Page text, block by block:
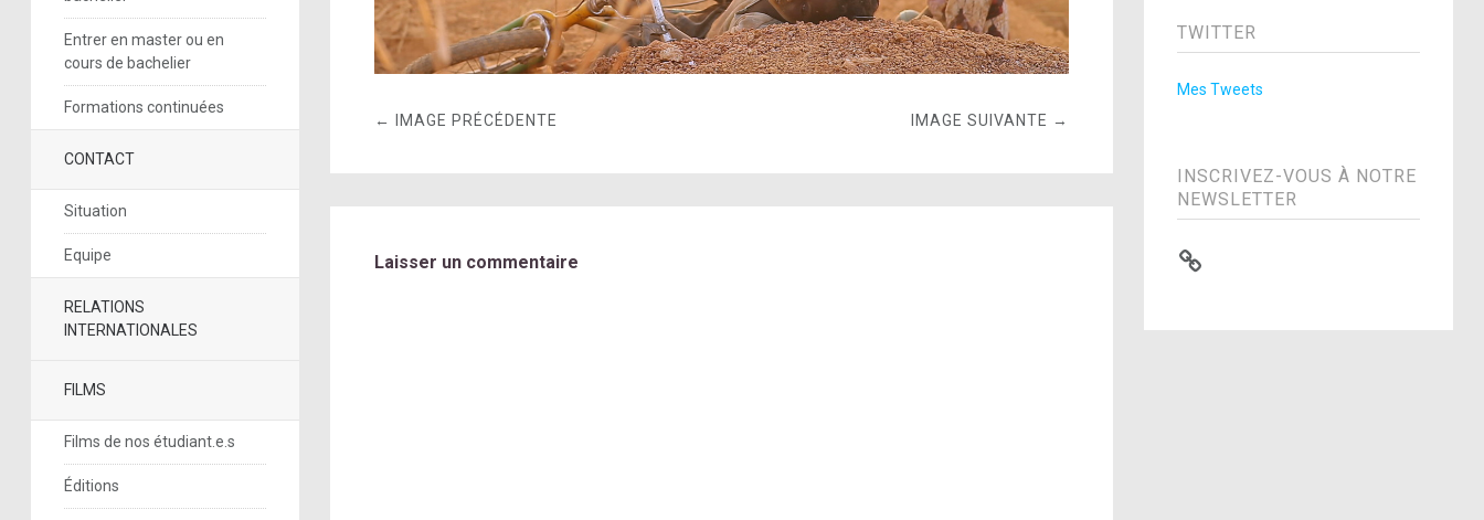
Entrer en master ou en
cours de bachelier
Formations continuées
CONTACT
Situation
Equipe
RELATIONS
INTERNATIONALES
FILMS
Films de nos étudiant.e.s
Éditions
← IMAGE PRÉCÉDENTE IMAGE SUIVANTE →
Laisser un commentaire
TWITTER
Mes Tweets
INSCRIVEZ-VOUS À NOTRE
NEWSLETTER